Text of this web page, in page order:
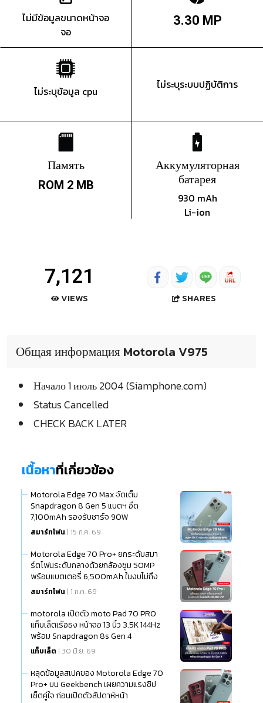
ไม่มีข้อมูลขนาดหน้าจอ
จอ
3.30 MP
ไม่ระบุข้อมูล cpu ไม่ระบุระบบปฏิบัติการ
Память
ROM 2 MB
Аккумуляторная
батарея
930 mAh
Li-ion
7,121
VIEWS SHARES
Общая информация Motorola V975
Начало 1 июль 2004 (Siamphone.com)
Status Cancelled
CHECK BACK LATER
เนื้อหาที่เกี่ยวข้อง
Motorola Edge 70 Max จัดเต็ม
Snapdragon 8 Gen 5 แบตฯ อึด
7,100mAh รองรับชาร์จ 90W
สมาร์ทโฟน | 15 ก.ค. 69
Motorola Edge 70 Pro+ ยกระดับสมา
ร์ตโฟนระดับกลางด้วยกล้องซูม 50MP
พร้อมแบตเตอรี่ 6,500mAh ในงบไม่ถึง
20,000 บาท
สมาร์ทโฟน | 1 ก.ค. 69
motorola เปิดตัว moto Pad 70 PRO
แท็บเล็ตเรือธง หน้าจอ 13 นิ้ว 3.5K 144Hz
พร้อม Snapdragon 8s Gen 4
แท็บเล็ต | 30 มิ.ย. 69
หลุดข้อมูลสเปคของ Motorola Edge 70
Pro+ บน Geekbench เผยความแรงชิป
เซ็ตคู่ใจ ก่อนเปิดตัวสัปดาห์หน้า